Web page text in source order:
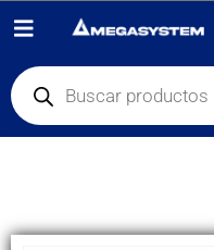
PRODUCTOS
MINI ALTAVOZ PORTÁTIL
DE DIBUJOS ANIMADOS